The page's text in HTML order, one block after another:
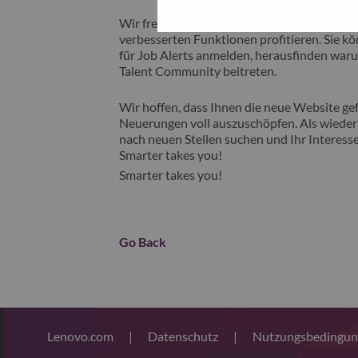
Wir freuen uns, Ihnen unsere neue
verbesserten Funktionen profitieren. Sie
für Job Alerts anmelden, herausfinden
Talent Community beitreten.
Wir hoffen, dass Ihnen die neue Website
Neuerungen voll auszuschöpfen. Als
nach neuen Stellen suchen und Ihr
Smarter takes you!
Smarter takes you!
Go Back
Lenovo.com | Datenschutz |